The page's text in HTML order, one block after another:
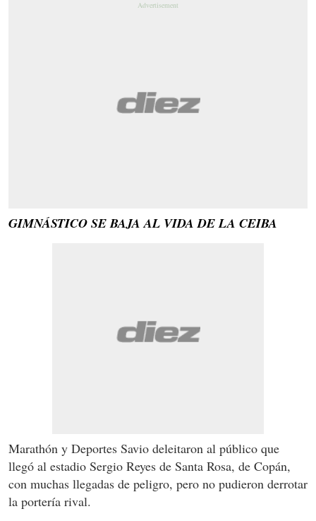
GIMNÁSTICO SE BAJA AL VIDA DE LA CEIBA
Marathón y Deportes Savio deleitaron al público que
llegó al estadio Sergio Reyes de Santa Rosa, de Copán,
con muchas llegadas de peligro, pero no pudieron derrotar
la portería rival.